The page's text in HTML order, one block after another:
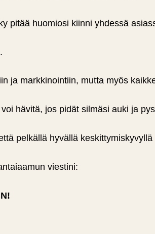
pitää huomiosi kiinni yhdessä
ja markkinointiin, mutta myös
hävitä, jos pidät silmäsi auki ja
pelkällä hyvällä
viestini: